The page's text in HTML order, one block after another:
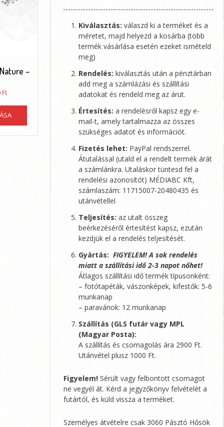
–
FtÁrtartomány:
89050 Ft
Ennek
terméknek
több
Kiválasztás: válaszd ki a terméket és a
méretet, majd helyezd a kosárba (több
termék vásárlása esetén ezeket ismételd
meg)
Rendelés: kiválasztás után a pénztárban
add meg a számlázási és szállítási
adatokat és rendeld meg az árut.
Értesítés: a rendelésről kapsz egy e-
mail-t, amely tartalmazza az összes
szükséges adatot és információt.
Fizetés lehet: PayPal rendszerrel.
Átutalással (utald el a rendelt termék árát
a számlánkra. Utaláskor tüntesd fel a
rendelési azonosítót) MÉDIABC Kft,
számlaszám: 11715007-20480435 és
utánvétellel
Teljesítés: az utalt összeg
beérkezéséről értesítést kapsz, ezután
kezdjük el a rendelés teljesítését.
Gyártás: FIGYELEM! A sok rendelés
miatt a szállítási idő 2-3 napot nőhet!
Átlagos szállítási idő termék típusonként:
– fotótapéták, vászonképek, kifestők: 5-6
munkanap
– paravánok: 12 munkanap
Szállítás (GLS futár vagy MPL
(Magyar Posta):
A szállítás és csomagolás ára 2900 Ft.
Utánvétel plusz 1000 Ft.
Figyelem! Sérült vagy felbontott csomagot
ne vegyél át. Kérd a jegyzőkönyv felvételét a
futártól, és küld vissza a terméket.
Személyes átvételre csak 3060 Pásztó Hősök